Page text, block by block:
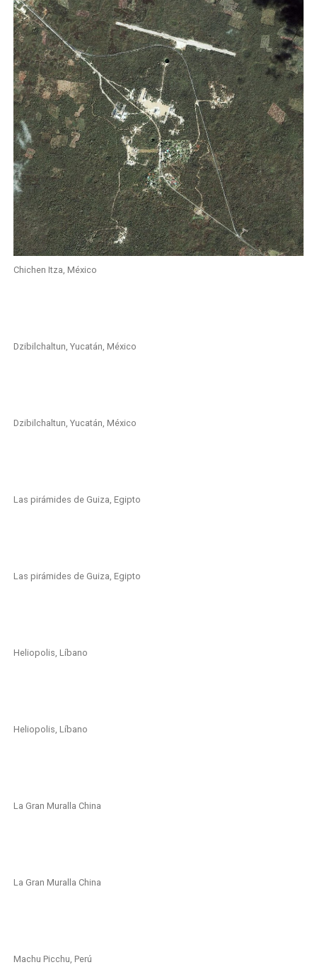
Chichen Itza, México
Dzibilchaltun, Yucatán, México
Dzibilchaltun, Yucatán, México
Las pirámides de Guiza, Egipto
Las pirámides de Guiza, Egipto
Heliopolis, Líbano
Heliopolis, Líbano
La Gran Muralla China
La Gran Muralla China
Machu Picchu, Perú